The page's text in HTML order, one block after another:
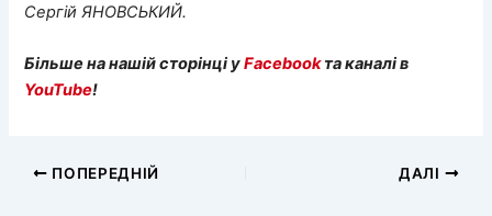
Сергій ЯНОВСЬКИЙ.
Більше на нашій сторінці уFacebookта каналі в
YouTube!
ПОПЕРЕДНІЙ ДАЛІ